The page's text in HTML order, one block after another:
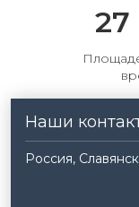
Наши
Россия,